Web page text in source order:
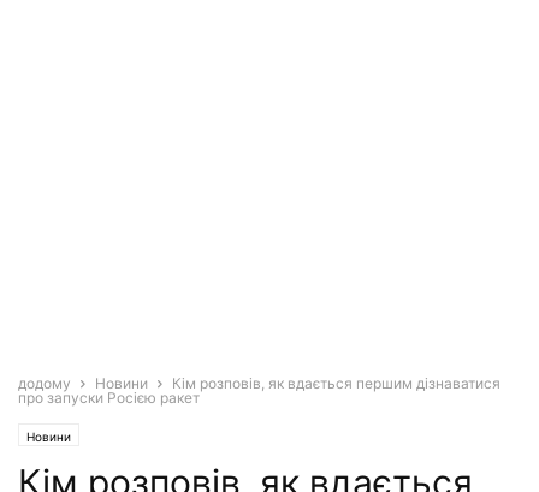
додому Новини
Кім розповів, як вдається першим дізнаватися
про запуски Росією ракет
Новини
Кім розповів, як вдається